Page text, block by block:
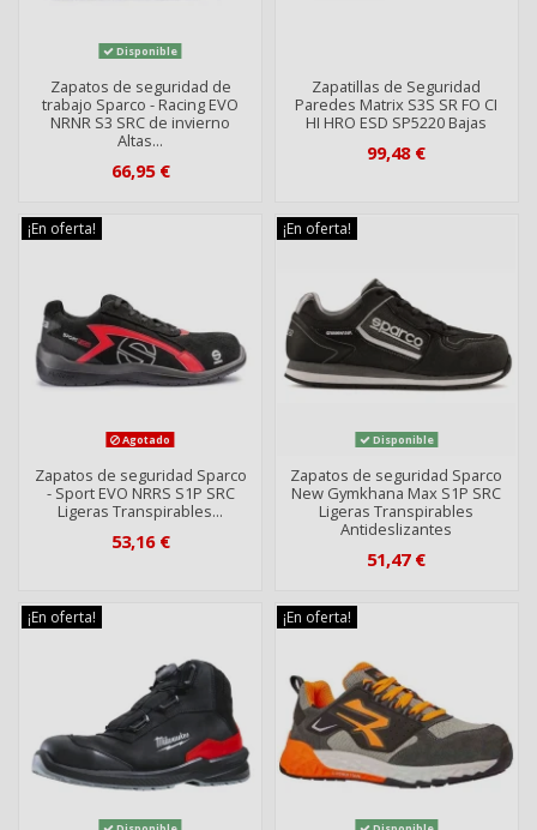
Disponible
Zapatos de seguridad de
trabajo Sparco - Racing EVO
NRNR S3 SRC de invierno
Altas...
66,95 €
Zapatillas de Seguridad
Paredes Matrix S3S SR FO CI
HI HRO ESD SP5220 Bajas
99,48 €
¡En oferta!
Agotado
Zapatos de seguridad Sparco
- Sport EVO NRRS S1P SRC
Ligeras Transpirables...
53,16 €
¡En oferta!
Disponible
Zapatos de seguridad Sparco
New Gymkhana Max S1P SRC
Ligeras Transpirables
Antideslizantes
51,47 €
¡En oferta! ¡En oferta!